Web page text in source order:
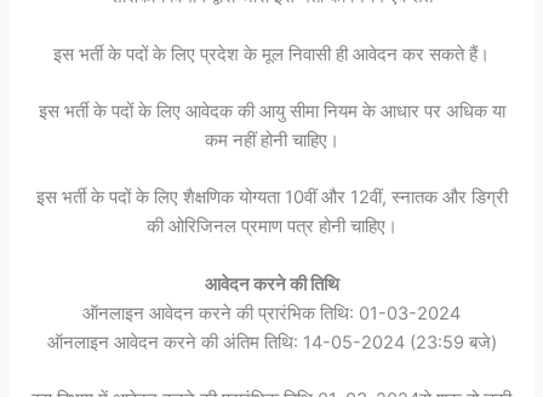
इस भर्ती के पदों के लिए प्रदेश के मूल निवासी ही आवेदन कर सकते हैं।
इस भर्ती के पदों के लिए आवेदक की आयु सीमा नियम के आधार पर अधिक या
कम नहीं होनी चाहिए।
इस भर्ती के पदों के लिए शैक्षणिक योग्यता 10वीं और 12वीं, स्नातक और डिग्री
की ओरिजिनल प्रमाण पत्र होनी चाहिए।
आवेदन करने की तिथि
ऑनलाइन आवेदन करने की प्रारंभिक तिथि: 01-03-2024
ऑनलाइन आवेदन करने की अंतिम तिथि: 14-05-2024 (23:59 बजे)